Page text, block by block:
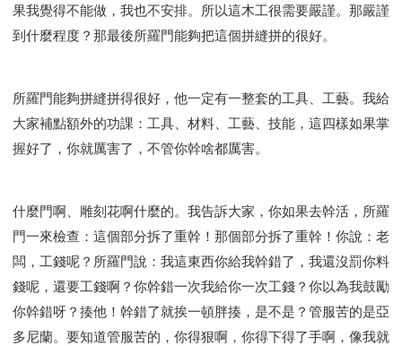
果我覺得不能做，我也不安排。所以這木工很需要嚴謹。那嚴謹
到什麼程度？那最後所羅門能夠把這個拼縫拼的很好。
所羅門能夠拼縫拼得很好，他一定有一整套的工具、工藝。我給
大家補點額外的功課：工具、材料、工藝、技能，這四樣如果掌
握好了，你就厲害了，不管你幹啥都厲害。
什麼門啊、雕刻花啊什麼的。我告訴大家，你如果去幹活，所羅
門一來檢查：這個部分拆了重幹！那個部分拆了重幹！你說：老
闆，工錢呢？所羅門說：我這東西你給我幹錯了，我還沒罰你料
錢呢，還要工錢啊？你幹錯一次我給你一次工錢？你以為我鼓勵
你幹錯呀？揍他！幹錯了就挨一頓胖揍，是不是？管服苦的是亞
多尼蘭。要知道管服苦的，你得狠啊，你得下得了手啊，像我就